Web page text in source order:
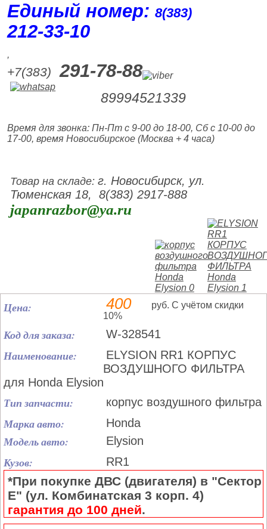
Единый номер:8(383)
212‑33‑10
,
+7(383) 291-78-88
89994521339
Время для звонка: Пн-Пт с 9-00 до 18-00, Сб с 10-00 до
17-00, время Новосибирское (Москва + 4 часа)
Товар на складе:г. Новосибирск, ул.
Тюменская 18, 8(383) 2917-888
japanrazbor@ya.ru
Цена: 400
руб. С учётом скидки
10%
Код для заказа: W-328541
Наименование:
ELYSION RR1 КОРПУС
ВОЗДУШНОГО ФИЛЬТРА
для Honda Elysion
Тип запчасти: корпус воздушного фильтра
Марка авто: Honda
Модель авто: Elysion
Кузов: RR1
*При покупке ДВС (двигателя) в "Сектор
Е" (ул. Комбинатская 3 корп. 4)
гарантия до 100 дней.